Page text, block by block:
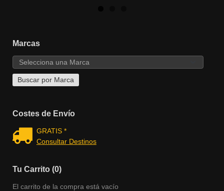
Marcas
Costes de Envío
GRATIS *
Consultar Destinos
Tu Carrito (0)
El carrito de la compra está vacío